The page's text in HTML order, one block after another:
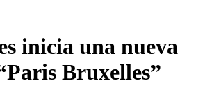
inicia una nueva
Bruxelles”